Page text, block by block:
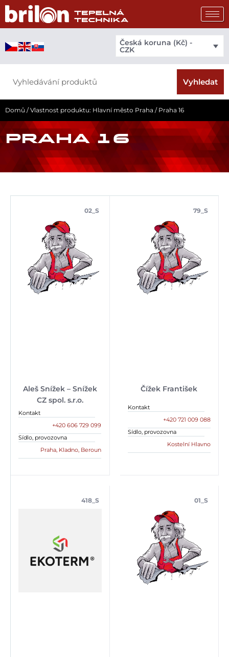
Přeskočit
obsah
Česká koruna (Kč) -
CZK
Vyhledat
Domů / Vlastnost produktu: Hlavní město Praha / Praha 16
PRAHA 16
Aleš Snížek – Snížek
CZ spol. s.r.o.
02_S
Kontakt
+420 606 729 099
Sídlo, provozovna
Praha, Kladno, Beroun
Čížek František
79_S
Kontakt
+420 721 009 088
Sídlo, provozovna
Kostelní Hlavno
418_S 01_S